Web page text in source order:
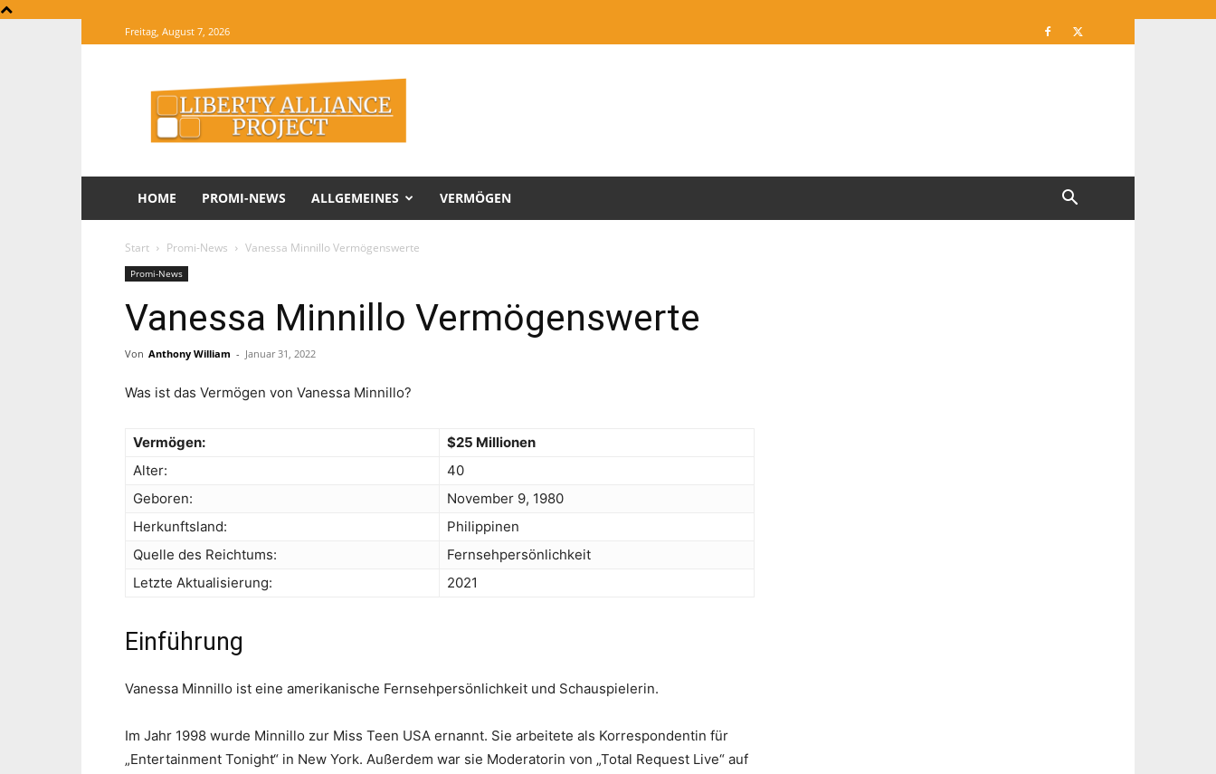
Freitag, August 7, 2026
Website
of
Informations
HOME PROMI-NEWS ALLGEMEINES VERMÖGEN
Start Promi-News Vanessa Minnillo Vermögenswerte
Promi-News
Vanessa Minnillo Vermögenswerte
Von Anthony William - Januar 31, 2022
Was ist das Vermögen von Vanessa Minnillo?
Vermögen:
$25 Millionen
Alter:
40
Geboren:
November 9, 1980
Herkunftsland:
Philippinen
Quelle des Reichtums:
Fernsehpersönlichkeit
Letzte Aktualisierung:
2021
Einführung
Vanessa Minnillo ist eine amerikanische Fernsehpersönlichkeit und Schauspielerin.
Im Jahr 1998 wurde Minnillo zur Miss Teen USA ernannt. Sie arbeitete als Korrespondentin für
„Entertainment Tonight“ in New York. Außerdem war sie Moderatorin von „Total Request Live“ auf